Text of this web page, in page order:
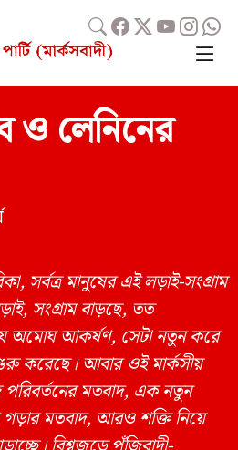
ও লেনিনের
সর্বত্র মানুষের এই লড়াই-সংগ্রাম
সংগ্রাম বাড়ছে, তত
অমোঘ আকর্ষণ, সেটা নতুন করে
করেছে। আবার ওই মার্কসীয়
মতবাদ, এক নতুন
গড়ার মতবাদ, আরও শক্তি নিয়ে